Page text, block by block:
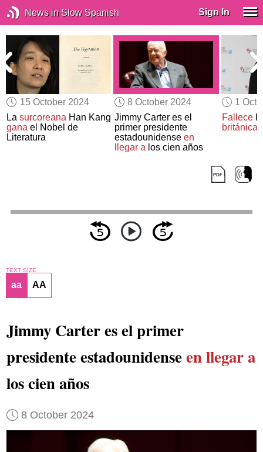
News in Slow Spanish Sign In
15 October 2024
Lasurcoreana Han Kang
gana el Nobel de
Literatura
8 October 2024
Jimmy Carter es el
primer presidente
estadounidense en
llegar alos cien años
1
Fallecela
británica
TEXT SIZE
aa AA
Jimmy Carter es el primer
presidente estadounidenseen llegar a
los cien años
8 October 2024